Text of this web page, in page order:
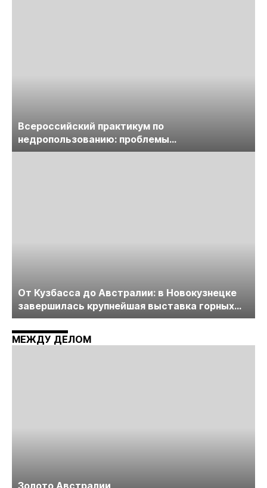
Всероссийский практикум по
недропользованию: проблемы
лицензирования, цифровизации, экспертизы
От Кузбасса до Австралии: в Новокузнецке
завершилась крупнейшая выставка горных
технологий «Недра России. Уголь России и
Майнинг»
МЕЖДУ ДЕЛОМ
Золото Австралии